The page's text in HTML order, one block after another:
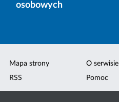
osobowych
Mapa strony
RSS
O serwisie
Pomoc